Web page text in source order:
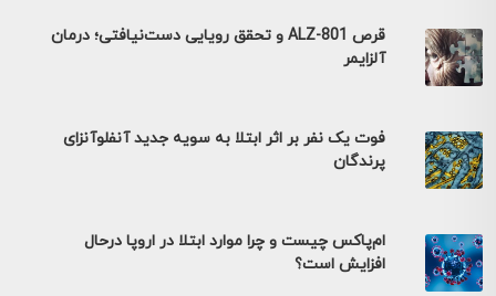
قرص ALZ-801 و تحقق رویایی دست‌نیافتی؛ درمان
آلزایمر
فوت یک نفر بر اثر ابتلا به سویه جدید آنفلوآنزای
پرندگان
ام‌پاکس چیست و چرا موارد ابتلا در اروپا درحال
افزایش است؟